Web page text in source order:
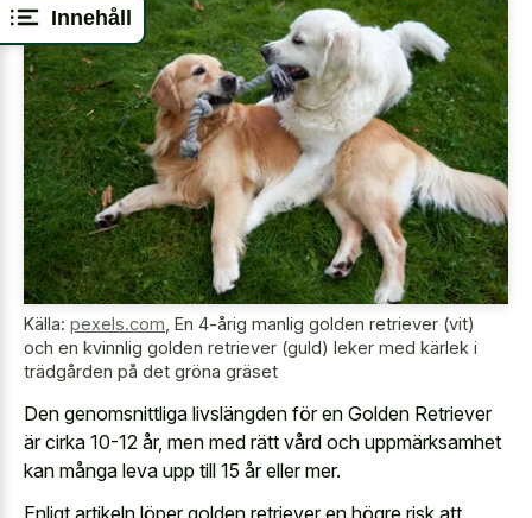
Innehåll
Källa: pexels.com En 4-årig manlig golden retriever (vit)
och en kvinnlig golden retriever (guld) leker med kärlek i
trädgården på det gröna gräset
Den genomsnittliga livslängden för en Golden Retriever
är cirka 10-12 år, men med rätt vård och uppmärksamhet
kan många leva upp till 15 år eller mer.